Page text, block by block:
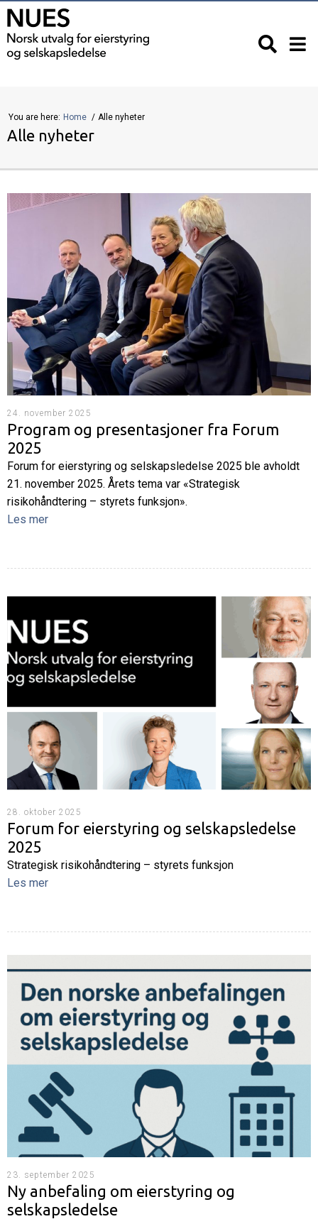
You are here: Home Alle nyheter
Alle nyheter
24. november 2025
Program og presentasjoner fra Forum
2025
Forum for eierstyring og selskapsledelse 2025 ble avholdt
21. november 2025. Årets tema var «Strategisk
risikohåndtering – styrets funksjon».
Les mer
28. oktober 2025
Forum for eierstyring og selskapsledelse
2025
Strategisk risikohåndtering – styrets funksjon
Les mer
23. september 2025
Ny anbefaling om eierstyring og
selskapsledelse